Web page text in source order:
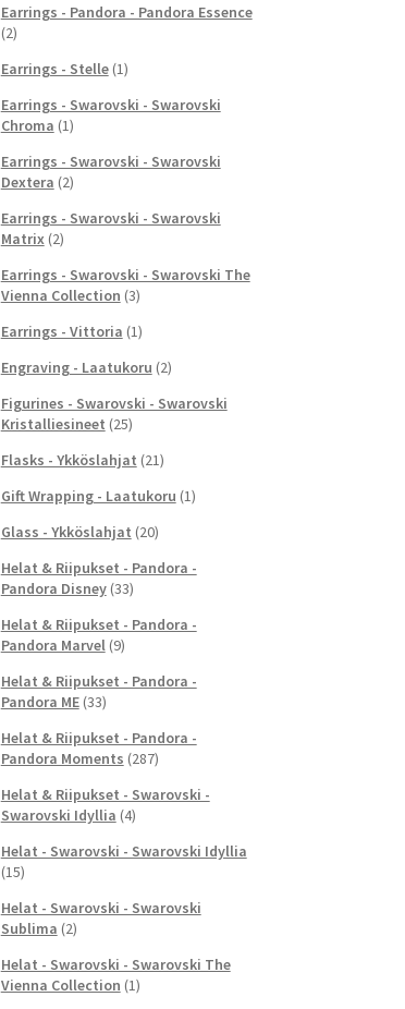
Earrings - Pandora - Pandora Essence
(2)
Earrings - Stelle (1)
Earrings - Swarovski - Swarovski
Chroma (1)
Earrings - Swarovski - Swarovski
Dextera (2)
Earrings - Swarovski - Swarovski
Matrix (2)
Earrings - Swarovski - Swarovski The
Vienna Collection (3)
Earrings - Vittoria (1)
Engraving - Laatukoru (2)
Figurines - Swarovski - Swarovski
Kristalliesineet (25)
Flasks - Ykköslahjat (21)
Gift Wrapping - Laatukoru (1)
Glass - Ykköslahjat (20)
Helat & Riipukset - Pandora -
Pandora Disney (33)
Helat & Riipukset - Pandora -
Pandora Marvel (9)
Helat & Riipukset - Pandora -
Pandora ME (33)
Helat & Riipukset - Pandora -
Pandora Moments (287)
Helat & Riipukset - Swarovski -
Swarovski Idyllia (4)
Helat - Swarovski - Swarovski Idyllia
(15)
Helat - Swarovski - Swarovski
Sublima (2)
Helat - Swarovski - Swarovski The
Vienna Collection (1)